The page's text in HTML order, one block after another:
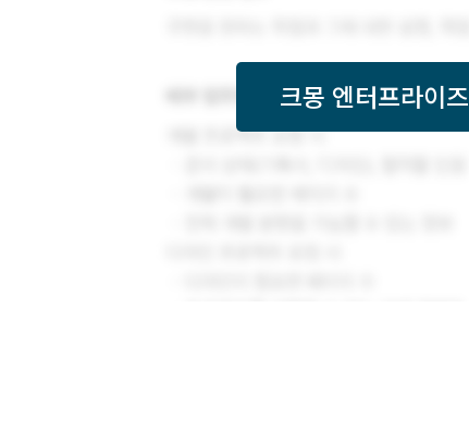
크몽 엔터프라이즈